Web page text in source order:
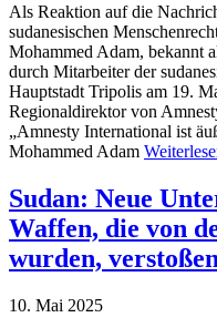
Als Reaktion auf die
sudanesischen
Mohammed Adam, bekannt
durch Mitarbeiter der
Hauptstadt Tripolis am 19.
Regionaldirektor von
„Amnesty International ist
Mohammed Adam
Sudan: Neue
Waffen, die von
wurden,
10. Mai 2025